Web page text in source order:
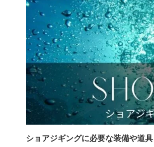
ショアジギングに必要な装備や道